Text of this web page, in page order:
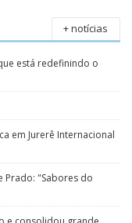
+ notícias
está redefinindo o
em Jurerê Internacional
Prado: "Sabores do